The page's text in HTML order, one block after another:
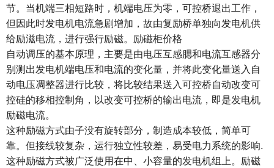
节。当机端三相短路时，机端电压为零，可控桥退出工作，
但因此时发电机电流急剧增加，故由复励桥单独向发电机供
给励滋电流，进行强行励磁。励磁柜价格
自动调压的基本原理，主要是由电压互感腮和电流互感器分
别测出发电机端电压和电流的变化量，并将此变化量送入自
动电压凋整器进行比较，将比较结果送入可控桥自动改变可
控硅的移相控制角，以改变可控桥的输出电流，即是发电机
励磁电流。
这种励磁方式由子没有旋转部分，制造成本较低，简单可
靠。但接线较复杂，运行独立性较差，易受电力系统的影响.
这种励磁方式被广泛使用在中、小容量的发电机组上。励磁